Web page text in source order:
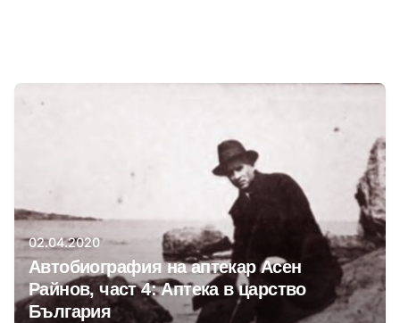
02.04.2020
Автобиография на аптекар Асен
Райнов, част 4: Аптека в царство
България